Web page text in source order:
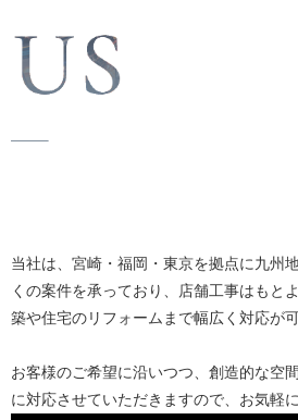
当社は、宮崎・福岡・東京を拠点に九州
くの案件を承っており、店舗工事はもと
築や住宅のリフォームまで幅広く対応が可
お客様のご希望に沿いつつ、創造的な空
に対応させていただきますので、お気軽